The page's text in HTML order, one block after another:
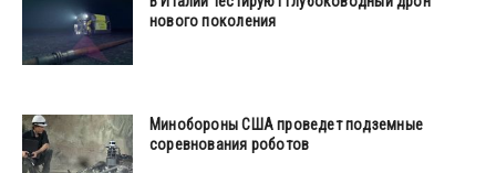
нового поколения
Минобороны США проведет подземные
соревнования роботов